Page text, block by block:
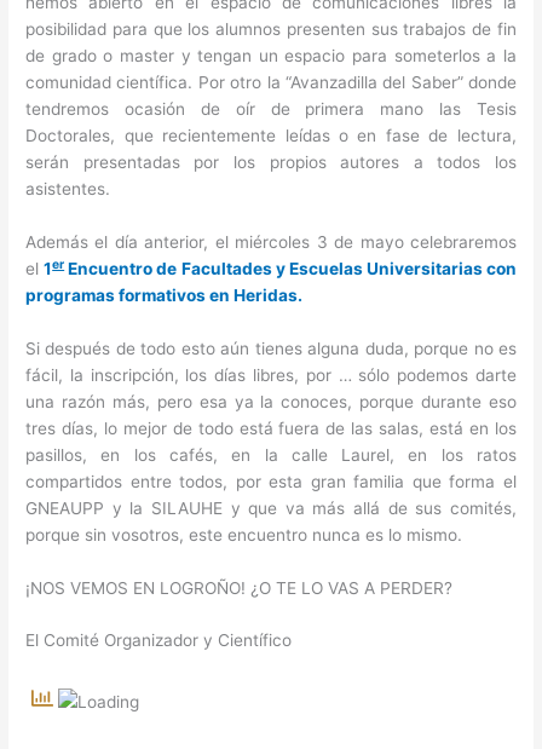
posibilidad para que los alumnos presenten sus trabajos de fin
de grado o master y tengan un espacio para someterlos a la
comunidad científica. Por otro la “Avanzadilla del Saber” donde
tendremos ocasión de oír de primera mano las Tesis
Doctorales, que recientemente leídas o en fase de lectura,
serán presentadas por los propios autores a todos los
asistentes.
Además el día anterior, el miércoles 3 de mayo celebraremos
el1erEncuentro de Facultades y Escuelas Universitarias con
programas formativos en Heridas.
Si después de todo esto aún tienes alguna duda, porque no es
fácil, la inscripción, los días libres, por … sólo podemos darte
una razón más, pero esa ya la conoces, porque durante eso
tres días, lo mejor de todo está fuera de las salas, está en los
pasillos, en los cafés, en la calle Laurel, en los ratos
compartidos entre todos, por esta gran familia que forma el
GNEAUPP y la SILAUHE y que va más allá de sus comités,
porque sin vosotros, este encuentro nunca es lo mismo.
¡NOS VEMOS EN LOGROÑO! ¿O TE LO VAS A PERDER?
El Comité Organizador y Científico